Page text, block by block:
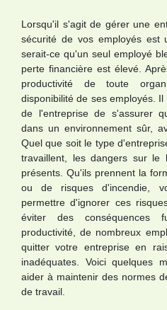
Lorsqu'il s'agit de gérer une
sécurité de vos employés est
serait-ce qu'un seul employé
perte financière est élevé.
productivité de toute
disponibilité de ses employés.
de l'entreprise de s'assurer
dans un environnement sûr,
Quel que soit le type
travaillent, les dangers sur le
présents. Qu'ils prennent la
ou de risques d'incendie,
permettre d'ignorer ces
éviter des conséquences
productivité, de nombreux
quitter votre entreprise en
inadéquates. Voici quelques
aider à maintenir des normes
de travail.